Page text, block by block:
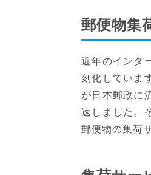
郵便物集
近年のインタ
刻化していま
が日本郵政に
速しました。
郵便物の集荷